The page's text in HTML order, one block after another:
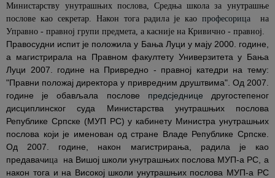
Министарству унутрашњих послова, Средња школа за унутрашње
послове као секретар. Након тога радила је као професорица
на
Управно - правној групи предмета, а касније на Кривично - правној.
Правосудни испит је положила у Бања Луци у мају 2000. године,
а магистрирала на Правном факултету Универзитета у Бања
Луци 2007. године на Привредно - правној катедри на тему:
"Правни положај директора у привредним друштвима". Од 2007.
године је обављала послове предсједнице другостепеног
дисциплинског суда Министарства унутрашњих послова
Републике Српске (МУП РС) у кабинету Министра унутрашњих
послова који је именован од стране Владе Републике Српске.
Од 2007. године, након магистрирања, радила је као
предавачица
на Вишој школи унутрашњих послова МУП-а РС, а
након тога и на Високој школи унутрашњих послова МУП-а РС